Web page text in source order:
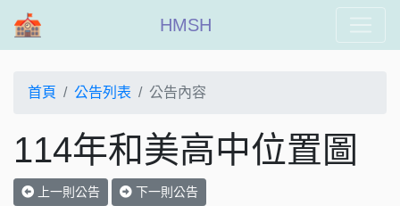
HMSH
首頁 公告列表 公告內容
114年和美高中位置圖
上一則公告 下一則公告